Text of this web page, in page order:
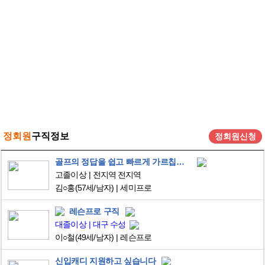
정회원 구직정보 정회원신청
골프의 정답을 쉽고 빠르게 가르칩니다.
고졸이상
전지역 전지역
김○홍(57세/남자) 세미프로
레슨프로 구직
대졸이상
대구 수성
이○철(49세/남자) 레슨프로
신입캐디 지원하고 싶습니다